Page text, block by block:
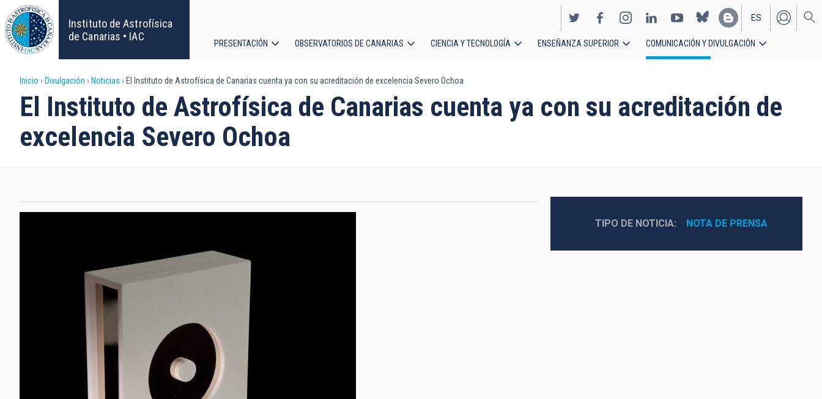
Pasar
al
contenido
principal
Instituto de Astrofísica
de Canarias • IAC
EN
ES
principal
PRESENTACIÓN OBSERVATORIOS DE CANARIAS CIENCIA Y TECNOLOGÍA ENSEÑANZA SUPERIOR COMUNICACIÓN Y DIVULGACIÓN
Sobrescribir
enlaces
de
a
Inicio Divulgación Noticias El Instituto de Astrofísica de Canarias cuenta ya con su acreditación de excelencia Severo Ochoa
El Instituto de Astrofísica de Canarias cuenta ya con su acreditación de
excelencia Severo Ochoa
TIPO DE NOTICIA NOTA DE PRENSA